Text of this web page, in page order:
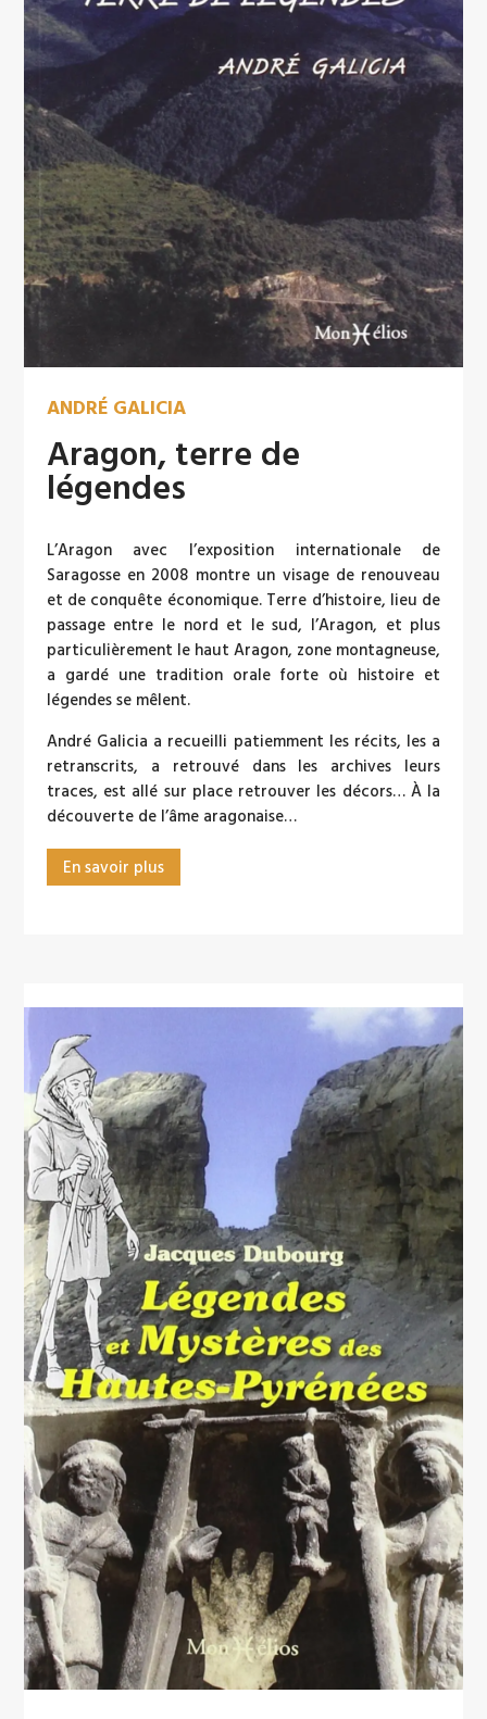
ANDRÉ GALICIA
Aragon, terre de
légendes
L’Aragon avec l’exposition internationale de
Saragosse en 2008 montre un visage de renouveau
et de conquête économique. Terre d’histoire, lieu de
passage entre le nord et le sud, l’Aragon, et plus
particulièrement le haut Aragon, zone montagneuse,
a gardé une tradition orale forte où histoire et
légendes se mêlent.
André Galicia a recueilli patiemment les récits, les a
retranscrits, a retrouvé dans les archives leurs
traces, est allé sur place retrouver les décors… À la
découverte de l’âme aragonaise…
En savoir plus